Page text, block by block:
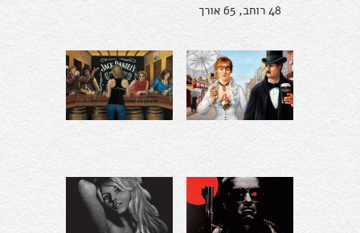
48 רוחב, 65 אורך